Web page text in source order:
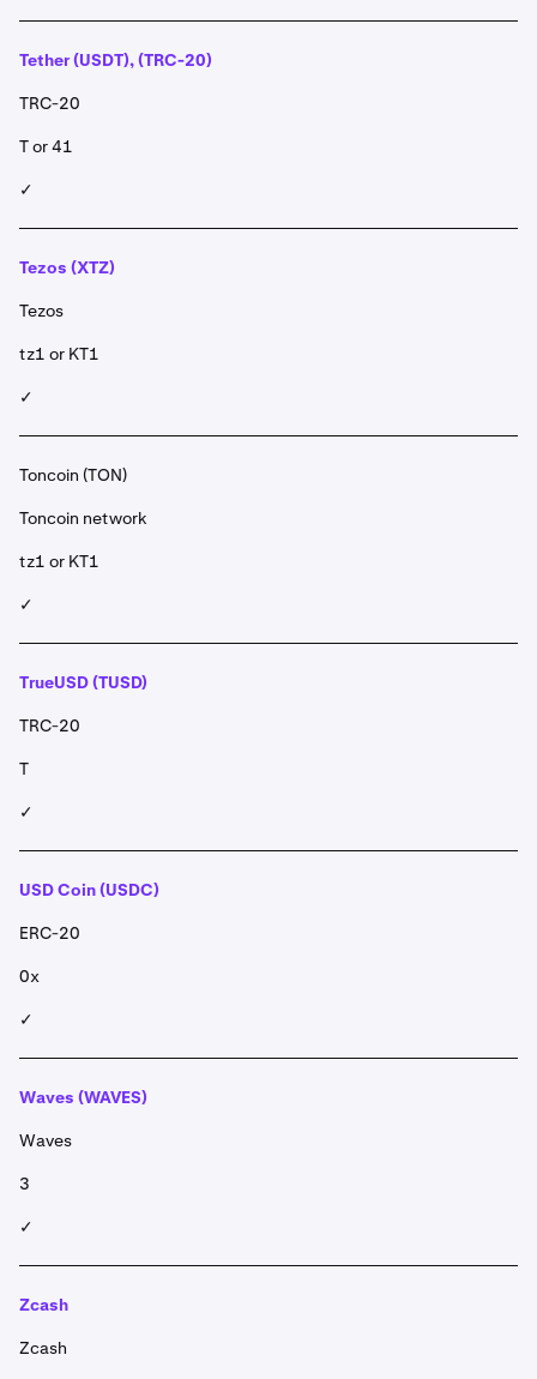
Tether (USDT), (TRC-20)
TRC-20
T or 41
✓
Tezos (XTZ)
Tezos
tz1 or KT1
✓
Toncoin (TON)
Toncoin network
tz1 or KT1
✓
TrueUSD (TUSD)
TRC-20
T
✓
USD Coin (USDC)
ERC-20
0x
✓
Waves (WAVES)
Waves
3
✓
Zcash
Zcash